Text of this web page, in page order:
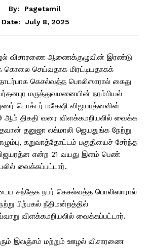
By:
Pagetamil
Date:
July 8, 2025
விசாரணை ஆணைக்குழுவின் இரண்டு
செய்வதாக மிரட்டியதாகக்
கெசல்வத்த பொலிஸாரால் கைது
மருத்துவமனையின் நரம்பியல்
டொக்டர் மகேஷி விஜயரத்னவின்
திகதி வரை விளக்கமறியலில் வைக்க
தனுஜா லக்மாலி ஜெயதுங்க நேற்று
கறுவாத்தோட்டம் பகுதியைச் சேர்ந்த
என்ற 21 வயது இளம் பெண்
வைக்கப்பட்டார்.
சந்தேக நபர் கெசல்வத்த பொலிஸாரால்
பிற்பகல் நீதிமன்றத்தில்
விளக்கமறியலில் வைக்கப்பட்டார்.
இலஞ்சம் மற்றும் ஊழல் விசாரணை